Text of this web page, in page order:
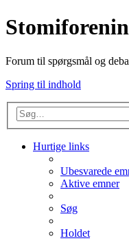
Forum til spørgsmål og
Spring til indhold
Hurtige links
Ubesvarede
Aktive emner
Søg
Holdet